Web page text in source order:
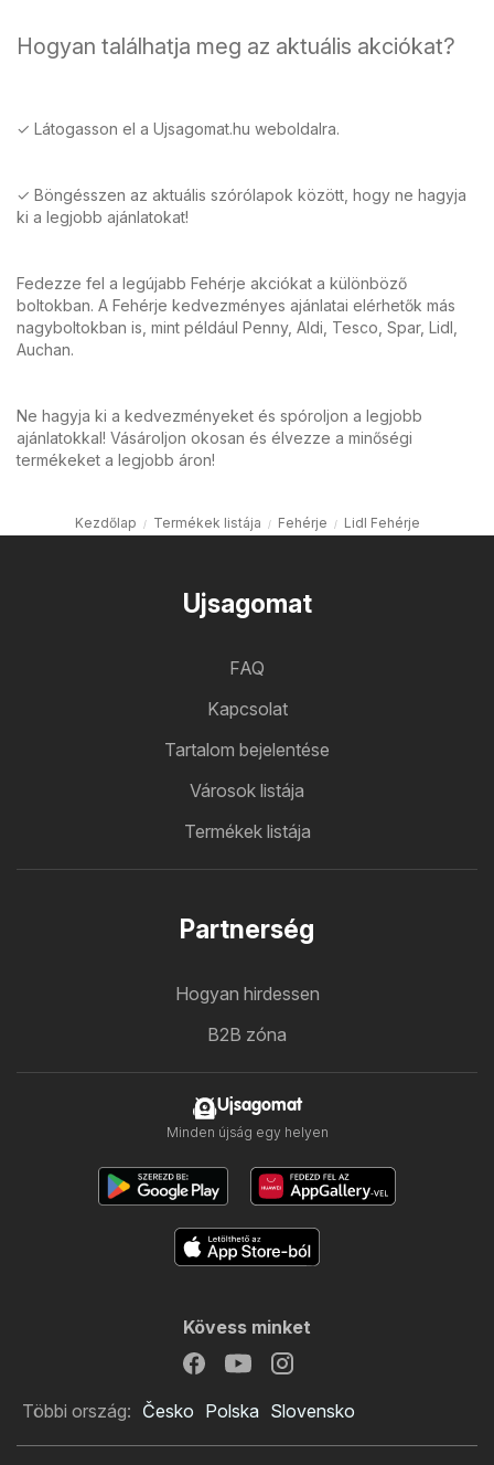
Hogyan találhatja meg az aktuális akciókat?
✓ Látogasson el a Ujsagomat.hu weboldalra.
✓ Böngésszen az aktuális szórólapok között, hogy ne hagyja
ki a legjobb ajánlatokat!
Fedezze fel a legújabb Fehérje akciókat a különböző
boltokban. A Fehérje kedvezményes ajánlatai elérhetők más
nagyboltokban is, mint például Penny, Aldi, Tesco, Spar, Lidl,
Auchan.
Ne hagyja ki a kedvezményeket és spóroljon a legjobb
ajánlatokkal! Vásároljon okosan és élvezze a minőségi
termékeket a legjobb áron!
Kezdőlap Termékek listája Fehérje Lidl Fehérje
Ujsagomat
FAQ
Kapcsolat
Tartalom bejelentése
Városok listája
Termékek listája
Partnerség
Hogyan hirdessen
B2B zóna
Ujsagomat
Minden újság egy helyen
Kövess minket
Többi ország: Česko Polska Slovensko